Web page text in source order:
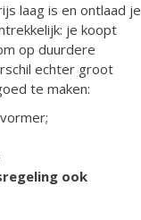
laag is en ontlaad je
je koopt
op duurdere
echter groot
te maken:
ook